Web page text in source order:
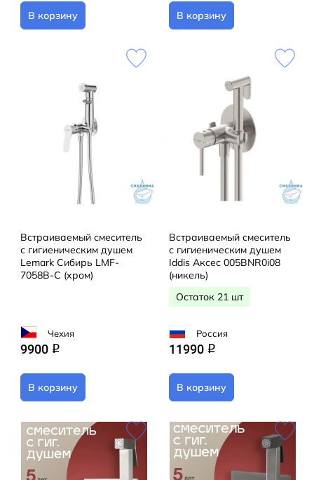
В корзину В корзину
Встраиваемый смеситель
с гигиеническим душем
Lemark Сибирь LMF-
7058B-C (хром)
Чехия
9900 q
В корзину
Встраиваемый смеситель
с гигиеническим душем
Iddis Аксес 005BNR0i08
(никель)
Остаток 21 шт
Россия
11990 q
В корзину